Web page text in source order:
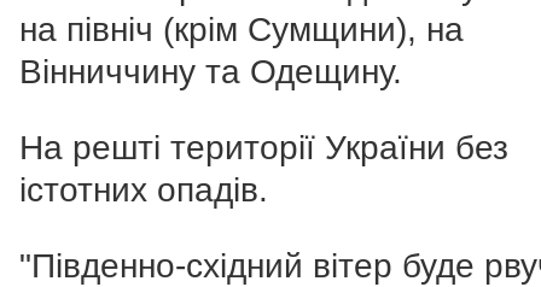
на північ (крім Сумщини), на
Вінниччину та Одещину.
На решті території України без
істотних опадів.
"Південно-східний вітер буде